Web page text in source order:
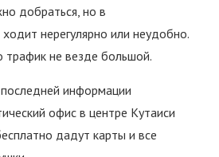
добраться, но в
нерегулярно или неудобно.
трафик не везде большой.
информации
офис в центре Кутаиси
дадут карты и все